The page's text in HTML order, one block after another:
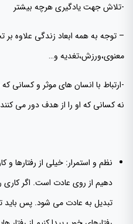
-تلاش جهت یادگیری هرچه بیشتر
– توجه به همه ابعاد زندگی علاوه
معنوی،ورزش،تغدیه و…
-ارتباط با انسان های موثر و کسانی
نه کسانی که او را از هدف دور می
نظم و استمرار: خیلی از رفتارها
دهیم از روی عادت است. اگر کاری
تبدیل به عادت می شود. پس باید